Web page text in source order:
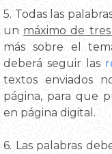
5. Todas las
un máximo de
más sobre el
deberá seguir las
textos enviados
página, para que
en página digital.
6. Las palabras